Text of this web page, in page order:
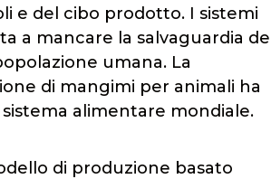
e del cibo prodotto. I sistemi
a mancare la salvaguardia del
umana. La
di mangimi per animali ha
alimentare mondiale.
di produzione basato